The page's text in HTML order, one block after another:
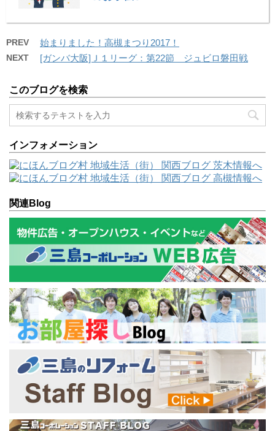
PREV 始まりました！高槻まつり2017！
NEXT [ガンバ大阪]Ｊ１リーグ：第22節 ジュビロ磐田戦
このブログを検索
インフォメーション
関連Blog